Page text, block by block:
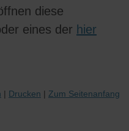
diese
eines der hier
Drucken Zum Seitenanfang